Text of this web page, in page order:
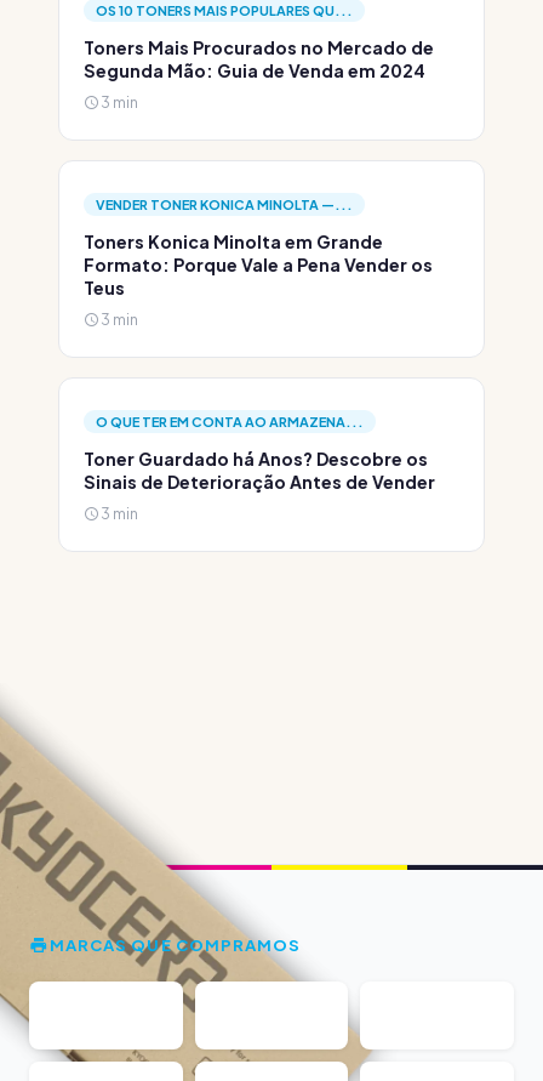
OS 10 TONERS MAIS POPULARES QU...
Toners Mais Procurados no Mercado de
Segunda Mão: Guia de Venda em 2024
3 min
VENDER TONER KONICA MINOLTA —...
Toners Konica Minolta em Grande
Formato: Porque Vale a Pena Vender os
Teus
3 min
O QUE TER EM CONTA AO ARMAZENA...
Toner Guardado há Anos? Descobre os
Sinais de Deterioração Antes de Vender
3 min
MARCAS QUE COMPRAMOS